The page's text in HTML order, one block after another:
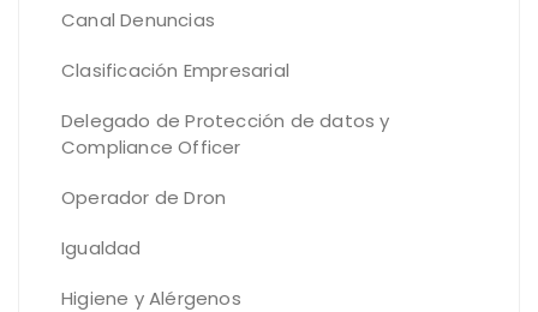
Canal Denuncias
Clasificación Empresarial
Delegado de Protección de datos y
Compliance Officer
Operador de Dron
Igualdad
Higiene y Alérgenos